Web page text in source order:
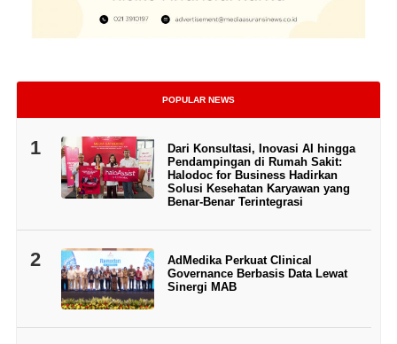
POPULAR NEWS
1
Dari Konsultasi, Inovasi AI hingga
Pendampingan di Rumah Sakit:
Halodoc for Business Hadirkan
Solusi Kesehatan Karyawan yang
Benar-Benar Terintegrasi
2
AdMedika Perkuat Clinical
Governance Berbasis Data Lewat
Sinergi MAB